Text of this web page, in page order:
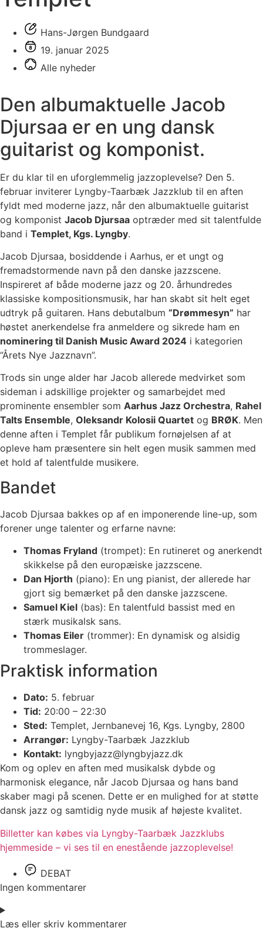
Hans-Jørgen Bundgaard
19. januar 2025
Alle nyheder
Den albumaktuelle Jacob
Djursaa er en ung dansk
guitarist og komponist.
Er du klar til en uforglemmelig jazzoplevelse? Den 5.
februar inviterer Lyngby-Taarbæk Jazzklub til en aften
fyldt med moderne jazz, når den albumaktuelle guitarist
og komponist Jacob Djursaa optræder med sit talentfulde
band i Templet, Kgs. Lyngby.
Jacob Djursaa, bosiddende i Aarhus, er et ungt og
fremadstormende navn på den danske jazzscene.
Inspireret af både moderne jazz og 20. århundredes
klassiske kompositionsmusik, har han skabt sit helt eget
udtryk på guitaren. Hans debutalbum “Drømmesyn” har
høstet anerkendelse fra anmeldere og sikrede ham en
nominering til Danish Music Award 2024 i kategorien
“Årets Nye Jazznavn”.
Trods sin unge alder har Jacob allerede medvirket som
sideman i adskillige projekter og samarbejdet med
prominente ensembler som Aarhus Jazz Orchestra, Rahel
Talts Ensemble, Oleksandr Kolosii Quartet og BRØK. Men
denne aften i Templet får publikum fornøjelsen af at
opleve ham præsentere sin helt egen musik sammen med
et hold af talentfulde musikere.
Bandet
Jacob Djursaa bakkes op af en imponerende line-up, som
forener unge talenter og erfarne navne:
Thomas Fryland (trompet): En rutineret og anerkendt
skikkelse på den europæiske jazzscene.
Dan Hjorth (piano): En ung pianist, der allerede har
gjort sig bemærket på den danske jazzscene.
Samuel Kiel (bas): En talentfuld bassist med en
stærk musikalsk sans.
Thomas Eiler (trommer): En dynamisk og alsidig
trommeslager.
Praktisk information
Dato: 5. februar
Tid: 20:00 – 22:30
Sted: Templet, Jernbanevej 16, Kgs. Lyngby, 2800
Arrangør: Lyngby-Taarbæk Jazzklub
Kontakt: lyngbyjazz@lyngbyjazz.dk
Kom og oplev en aften med musikalsk dybde og
harmonisk elegance, når Jacob Djursaa og hans band
skaber magi på scenen. Dette er en mulighed for at støtte
dansk jazz og samtidig nyde musik af højeste kvalitet.
Billetter kan købes via Lyngby-Taarbæk Jazzklubs
hjemmeside – vi ses til en enestående jazzoplevelse!
DEBAT
Ingen kommentarer
Læs eller skriv kommentarer